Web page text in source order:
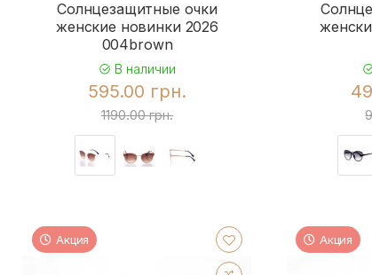
Солнцезащитные очки
женские новинки 2026
004brown
В наличии
595.00 грн.
1190.00 грн.
Акция Акция